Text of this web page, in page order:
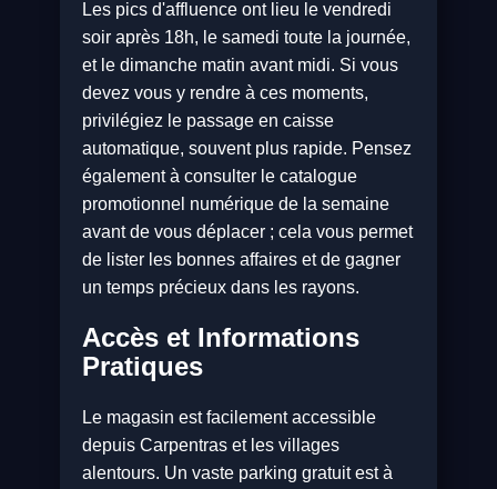
Les pics d'affluence ont lieu le vendredi
soir après 18h, le samedi toute la journée,
et le dimanche matin avant midi. Si vous
devez vous y rendre à ces moments,
privilégiez le passage en caisse
automatique, souvent plus rapide. Pensez
également à consulter le catalogue
promotionnel numérique de la semaine
avant de vous déplacer ; cela vous permet
de lister les bonnes affaires et de gagner
un temps précieux dans les rayons.
Accès et Informations
Pratiques
Le magasin est facilement accessible
depuis Carpentras et les villages
alentours. Un vaste parking gratuit est à